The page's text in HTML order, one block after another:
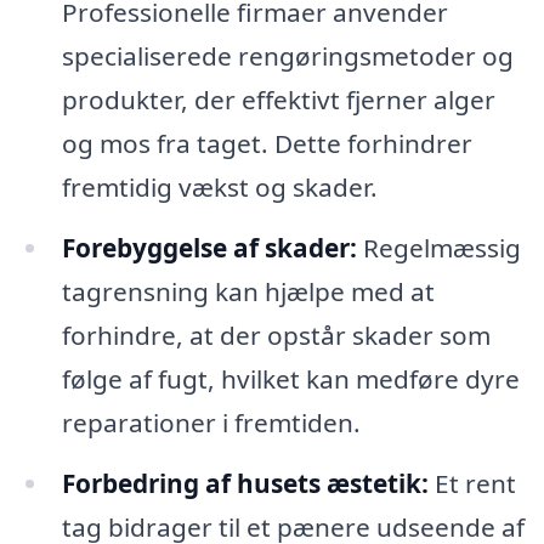
Professionelle firmaer anvender
specialiserede rengøringsmetoder og
produkter, der effektivt fjerner alger
og mos fra taget. Dette forhindrer
fremtidig vækst og skader.
Forebyggelse af skader: Regelmæssig
tagrensning kan hjælpe med at
forhindre, at der opstår skader som
følge af fugt, hvilket kan medføre dyre
reparationer i fremtiden.
Forbedring af husets æstetik: Et rent
tag bidrager til et pænere udseende af